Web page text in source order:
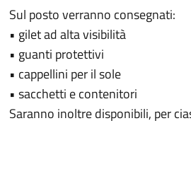
Sul posto verranno consegnati:
• gilet ad alta visibilità
• guanti protettivi
• cappellini per il sole
• sacchetti e contenitori
Saranno inoltre disponibili, per